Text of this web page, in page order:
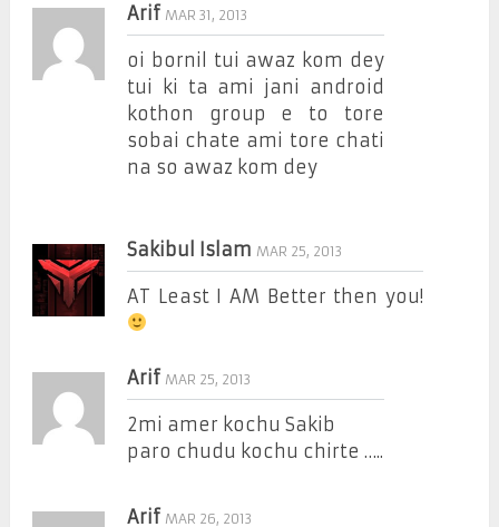
Arif MAR 31, 2013
oi bornil tui awaz kom dey
tui ki ta ami jani android
kothon group e to tore
sobai chate ami tore chati
na so awaz kom dey
Sakibul Islam MAR 25, 2013
AT Least I AM Better then you!
Arif MAR 25, 2013
2mi amer kochu Sakib
paro chudu kochu chirte …..
Arif MAR 26, 2013